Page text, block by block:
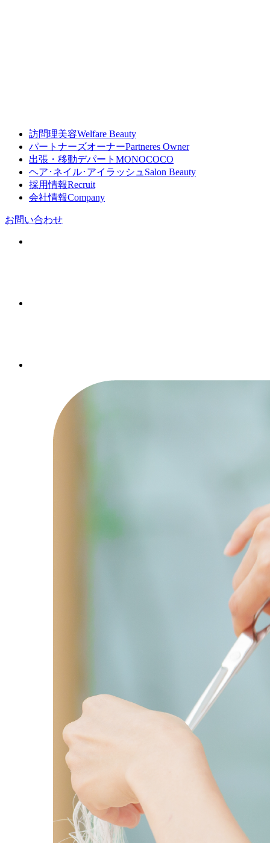
訪問理美容Welfare Beauty
パートナーズオーナーPartneres Owner
出張・移動デパート MONOCOCO
ヘア･ネイル･アイラッシュ Salon Beauty
採用情報Recruit
会社情報Company
お問い合わせ